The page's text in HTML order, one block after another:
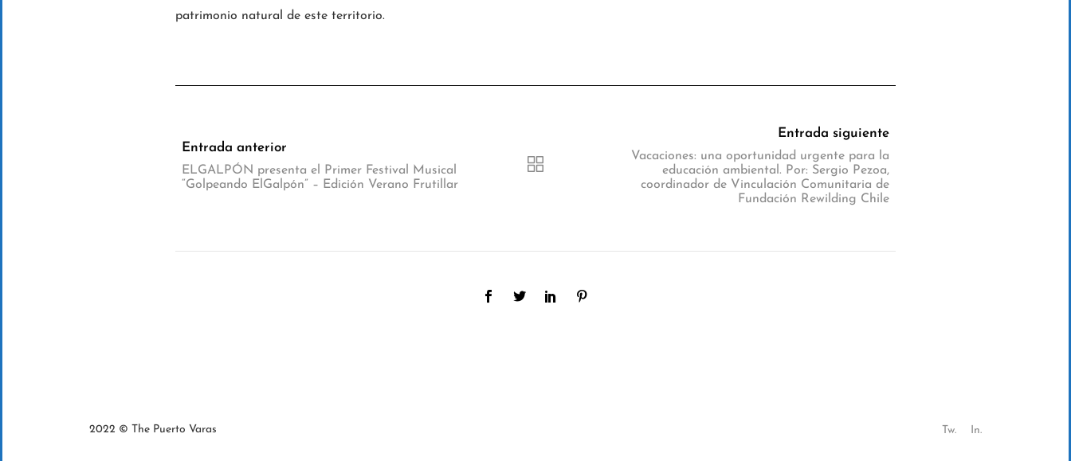
patrimonio natural de este territorio.
Entrada anterior
ELGALPÓN presenta el Primer Festival Musical
“Golpeando ElGalpón” – Edición Verano Frutillar
Entrada siguiente
Vacaciones: una oportunidad urgente para la
educación ambiental. Por: Sergio Pezoa,
coordinador de Vinculación Comunitaria de
Fundación Rewilding Chile
2022 © The Puerto Varas Tw. In.